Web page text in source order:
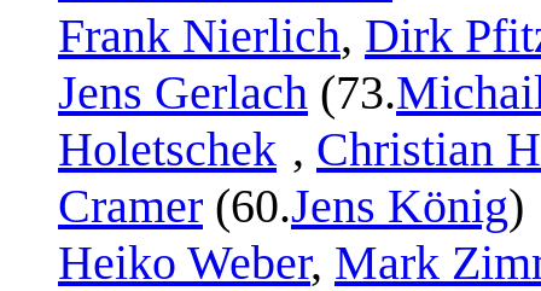
Frank Nierlich, Dirk
Jens Gerlach (73.
Holetschek , Christian
Cramer (60.Jens König)
Heiko Weber, Mark